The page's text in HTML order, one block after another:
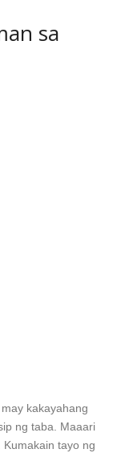
sa
kakayahang
ng taba. Maaari
tayo ng